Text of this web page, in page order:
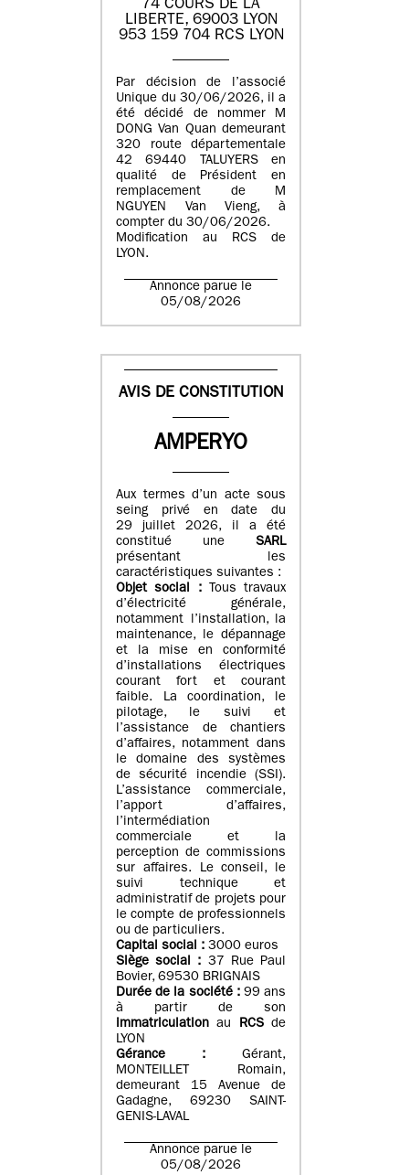
74 COURS DE LA
LIBERTE, 69003 LYON
953 159 704 RCS LYON
Par décision de l’associé
Unique du 30/06/2026, il a
été décidé de nommer M
DONG Van Quan demeurant
320 route départementale
42 69440 TALUYERS en
qualité de Président en
remplacement de M
NGUYEN Van Vieng, à
compter du 30/06/2026.
Modification au RCS de
LYON.
Annonce parue le
05/08/2026
AVIS DE CONSTITUTION
AMPERYO
Aux termes d’un acte sous
seing privé en date du
29 juillet 2026, il a été
constitué une SARL
présentant les
caractéristiques suivantes :
Objet social :
Tous travaux
d’électricité générale,
notamment l’installation, la
maintenance, le dépannage
et la mise en conformité
d’installations électriques
courant fort et courant
faible. La coordination, le
pilotage, le suivi et
l’assistance de chantiers
d’affaires, notamment dans
le domaine des systèmes
de sécurité incendie (SSI).
L’assistance commerciale,
l’apport d’affaires,
l’intermédiation
commerciale et la
perception de commissions
sur affaires. Le conseil, le
suivi technique et
administratif de projets pour
le compte de professionnels
ou de particuliers.
Capital social : 3000 euros
Siège social : 37 Rue Paul
Bovier, 69530 BRIGNAIS
Durée de la société : 99 ans
à partir de son
immatriculation au RCSde
LYON
Gérance :
Gérant,
MONTEILLET Romain,
demeurant 15 Avenue de
Gadagne, 69230 SAINT-
GENIS-LAVAL
Annonce parue le
05/08/2026